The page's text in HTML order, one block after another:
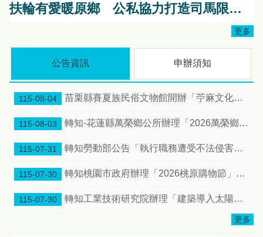
扶輪有愛暖原鄉 公私協力打造司馬限文健站安心照護環境
更多
公告資訊 申辦須知
115-08-04 苗栗縣賽夏族民俗文物館開辦「苧麻文化人才培育」及「導覽人才研習課程」共同推廣在地原住民族文化傳承，邀請大家踴躍報名!
115-08-03 轉知-花蓮縣萬榮鄉公所辦理「2026萬榮鄉鄉長盃原住民傳統射箭邀請賽」日程更正案，惠請宣傳周知
115-07-31 轉知勞動部公告「執行職務遭受不法侵害預防指引」1份
115-07-30 轉知桃園市政府辦理「2026桃原購物節」相關資料
115-07-30 轉知工業技術研究院辦理「建築導入太陽光電和儲能技術標竿案場觀摩參訪分享活動」相關資料
更多